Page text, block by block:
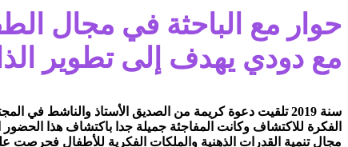
حوار مع الباحثة في مجال
مع دودي يهدف إلى تطوير
سنة 2019 تلقيت دعوة كريمة من الصديق الأستاذ
مجال تنمية القدرات الذهنية والملكات الفكرية للأطفال فحرصت